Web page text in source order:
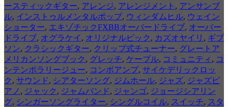
ースティックギター, アレンジ, アレンジメント , アンサンブ
ル, インストゥルメンタルポップ, ウィンダムヒル, ウェイン
ショーター, エキゾチックFXBBオーバードライブ, オーバー
ドライブ, オグラケイ , オリジナルピック , カズオヤイリ , ギブ
ソン, クラシックギター, クリップ式チューナー, グレートア
メリカンソングブック , グレッチ, ケーブル, コミュニティ , コ
ンテンポラリージュー, コンボアンプ, サイケデリックロッ
ク , サウンド, シアターソング, ジムホール, ジャズ, ジャズピ
アノ , ジャック , ジャムバンド, ジャンゴ, ジョージシアリン
グ, シンガーソングライター, シングルコイル, スイッチ, スタ